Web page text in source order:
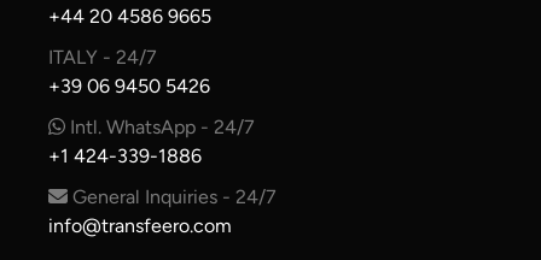
+44 20 4586 9665
ITALY - 24/7
+39 06 9450 5426
Intl. WhatsApp - 24/7
+1 424-339-1886
General Inquiries - 24/7
info@transfeero.com